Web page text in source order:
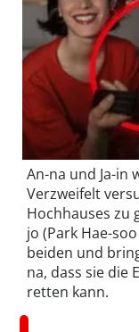
An-na und Ja-in
Verzweifelt
Hochhauses zu
jo (Park Hae-
beiden und
na, dass sie die
retten kann.